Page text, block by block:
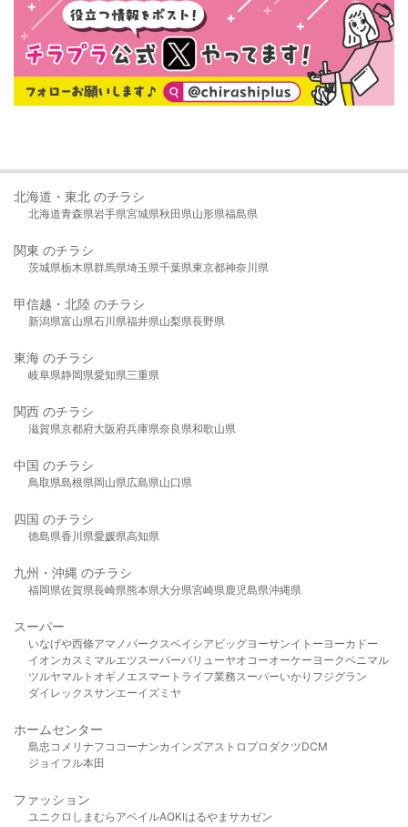
北海道・東北 のチラシ
北海道青森県岩手県宮城県秋田県山形県福島県
関東 のチラシ
茨城県栃木県群馬県埼玉県千葉県東京都神奈川県
甲信越・北陸 のチラシ
新潟県富山県石川県福井県山梨県長野県
東海 のチラシ
岐阜県静岡県愛知県三重県
関西 のチラシ
滋賀県京都府大阪府兵庫県奈良県和歌山県
中国 のチラシ
鳥取県島根県岡山県広島県山口県
四国 のチラシ
徳島県香川県愛媛県高知県
九州・沖縄 のチラシ
福岡県佐賀県長崎県熊本県大分県宮崎県 鹿児島県沖縄県
スーパー
いなげや西條アマノパークスベイシア ビッグヨーサンイトーヨーカドー
イオンカスミ マルエツ スーパーバリューヤオコーオーケー ヨークベニマル
ツルヤマルト オギノ エスマート ライフ業務スーパーいかり フジグラン
ダイレックスサンエーイズミヤ
ホームセンター
島忠 コメリ ナフコ コーナンカインズアストロプロダクツDCM
ジョイフル本田
ファッション
ユニクロ しまむら アベイルAOKIはるやま サカゼン